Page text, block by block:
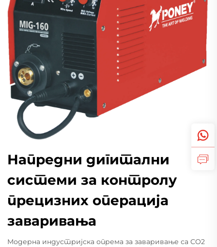
Напредни дигитални
системи за контролу
прецизних операција
заваривања
Модерна индустријска опрема за заваривање са CO2